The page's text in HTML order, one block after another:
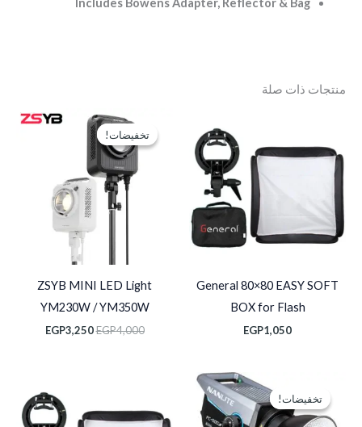
Includes Bowens Adapter, Reflector & Bag
منتجات ذات صلة
General 80×80 EASY SOFT
BOX for Flash
EGP1,050
تخفيضات!
تخفيضات!
ZSYB MINI LED Light
YM230W / YM350W
EGP4,000
السعر
الأصلي
هو:
EGP4,000.
EGP3,250
السعر
الحالي
تخفيضات!
تخفيضات!
السعر
الأصلي
هو:
EGP29,500.
السعر
الحالي
هو:
EGP19,750.